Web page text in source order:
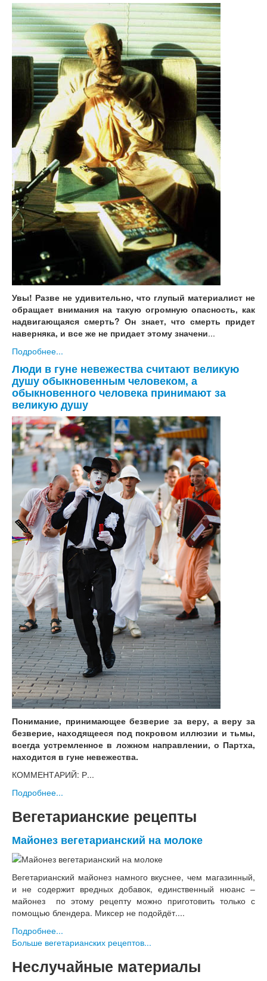
Увы! Разве не удивительно, что глупый материалист не
обращает внимания на такую огромную опасность, как
надвигающаяся смерть? Он знает, что смерть придет
наверняка, и все же не придает этому значени...
Подробнее...
Люди в гуне невежества считают великую
душу обыкновенным человеком, а
обыкновенного человека принимают за
великую душу
Понимание, принимающее безверие за веру, а веру за
безверие, находящееся под покровом иллюзии и тьмы,
всегда устремленное в ложном направлении, о Партха,
находится в гуне невежества.
КОММЕНТАРИЙ: Р...
Подробнее...
Вегетарианские рецепты
Майонез вегетарианский на молоке
Вегетарианский майонез намного вкуснее, чем магазинный,
и не содержит вредных добавок, единственный нюанс –
майонез по этому рецепту можно приготовить только с
помощью блендера. Миксер не подойдёт....
Подробнее...
Больше вегетарианских рецептов...
Неслучайные материалы